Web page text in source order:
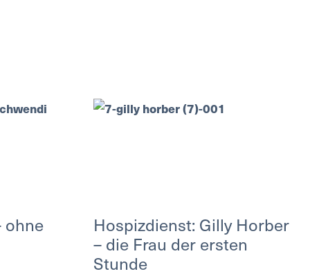
ohne Hospizdienst: Gilly Horber
– die Frau der ersten
Stunde